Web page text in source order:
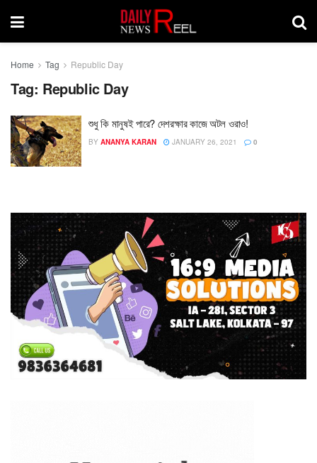
Home Tag Republic Day
Tag: Republic Day
শুধু কি মানুষই পারে? দেশরক্ষার কাজে অটল ওরাও!
BY ANANYA KARAN JANUARY 26, 2021 0